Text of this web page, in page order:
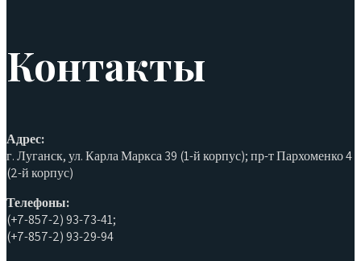
Контакты
Адрес:
г. Луганск, ул. Карла Маркса 39 (1-й корпус); пр-т Пархоменко 4
(2-й корпус)
Телефоны:
(+7-857-2) 93-73-41;
(+7-857-2) 93-29-94